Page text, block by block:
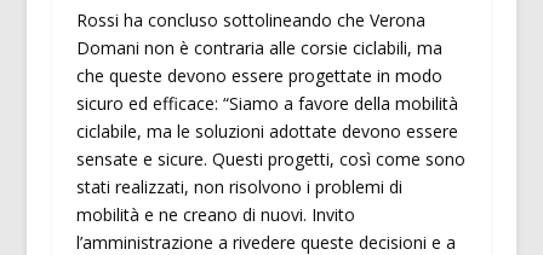
Rossi ha concluso sottolineando che Verona
Domani non è contraria alle corsie ciclabili, ma
che queste devono essere progettate in modo
sicuro ed efficace: “Siamo a favore della mobilità
ciclabile, ma le soluzioni adottate devono essere
sensate e sicure. Questi progetti, così come sono
stati realizzati, non risolvono i problemi di
mobilità e ne creano di nuovi. Invito
l’amministrazione a rivedere queste decisioni e a